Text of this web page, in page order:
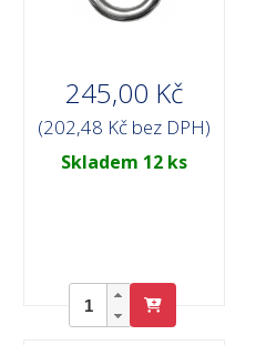
245,00 Kč
(202,48 Kč bez DPH)
Skladem 12 ks